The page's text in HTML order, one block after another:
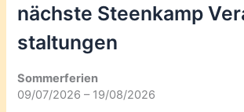
nächste Steenkamp
staltungen
Sommerferien
09/07/2026 – 19/08/2026